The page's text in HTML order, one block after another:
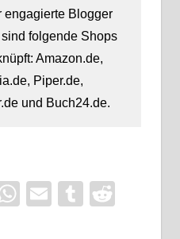
engagierte Blogger
folgende Shops
Amazon.de,
Piper.de,
und Buch24.de.
WhatsApp
EmailTumblr